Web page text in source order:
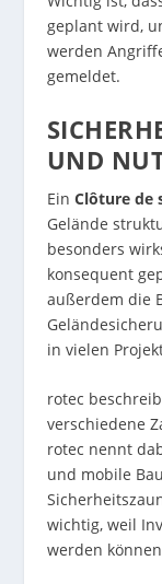
geplant wird,
werden
gemeldet.
UND
Ein Clôture de
Gelände
besonders
konsequent
außerdem die
in vielen
rotec
verschiedene
rotec nennt
und mobile
wichtig, weil
werden